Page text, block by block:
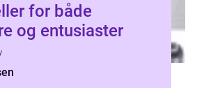
for både
og entusiaster